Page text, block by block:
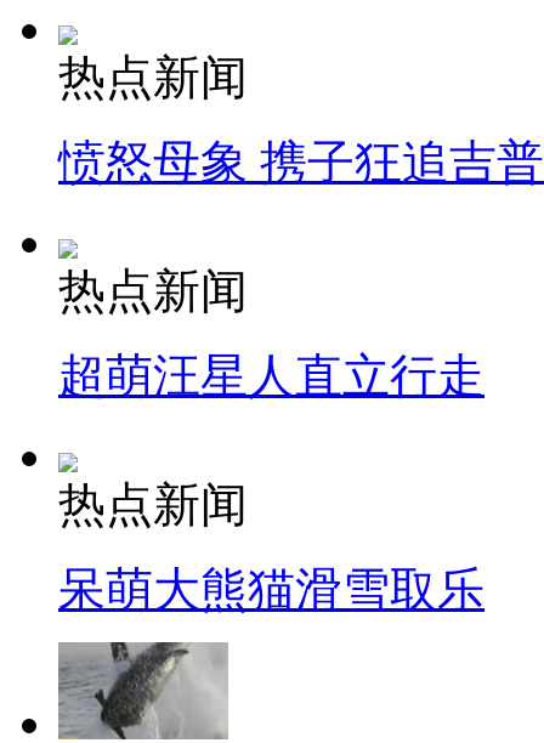
热点新闻
愤怒母象 携子狂追吉
热点新闻
超萌汪星人直立行走
热点新闻
呆萌大熊猫滑雪取乐